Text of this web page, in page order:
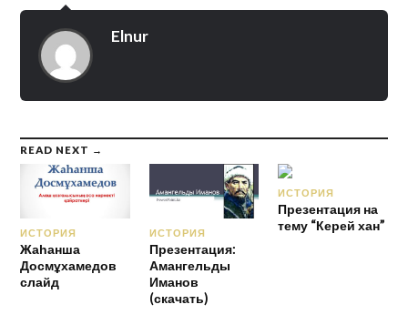
Elnur
READ NEXT →
ИСТОРИЯ
Жаһанша
Досмұха­медов
слайд
ИСТОРИЯ
Презентация:
Амангельды
Иманов
(скачать)
ИСТОРИЯ
Презентация на
тему “Керей хан”